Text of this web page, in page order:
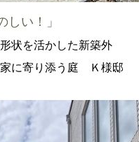
しい！」
状を活かした新築外
に寄り添う庭 Ｋ様邸